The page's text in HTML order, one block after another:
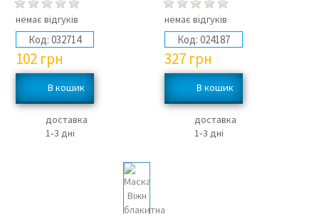
немає відгуків
Код: 032714
102 грн
доставка
1‑3 дні
немає відгуків
Код: 024187
327 грн
доставка
1‑3 дні